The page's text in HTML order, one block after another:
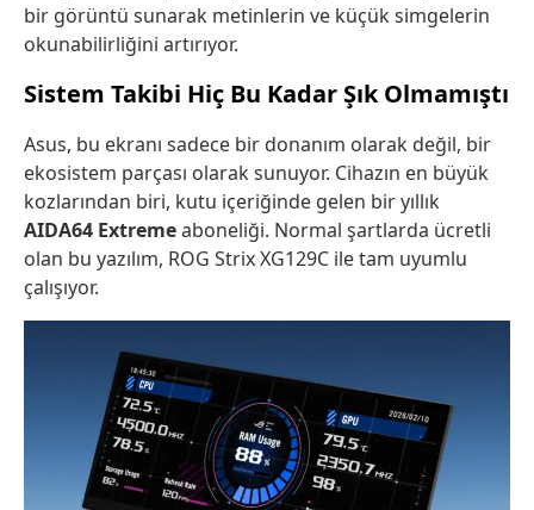
bir görüntü sunarak metinlerin ve küçük simgelerin
okunabilirliğini artırıyor.
Sistem Takibi Hiç Bu Kadar Şık Olmamıştı
Asus, bu ekranı sadece bir donanım olarak değil, bir
ekosistem parçası olarak sunuyor. Cihazın en büyük
kozlarından biri, kutu içeriğinde gelen bir yıllık
AIDA64 Extremeaboneliği. Normal şartlarda ücretli
olan bu yazılım, ROG Strix XG129C ile tam uyumlu
çalışıyor.